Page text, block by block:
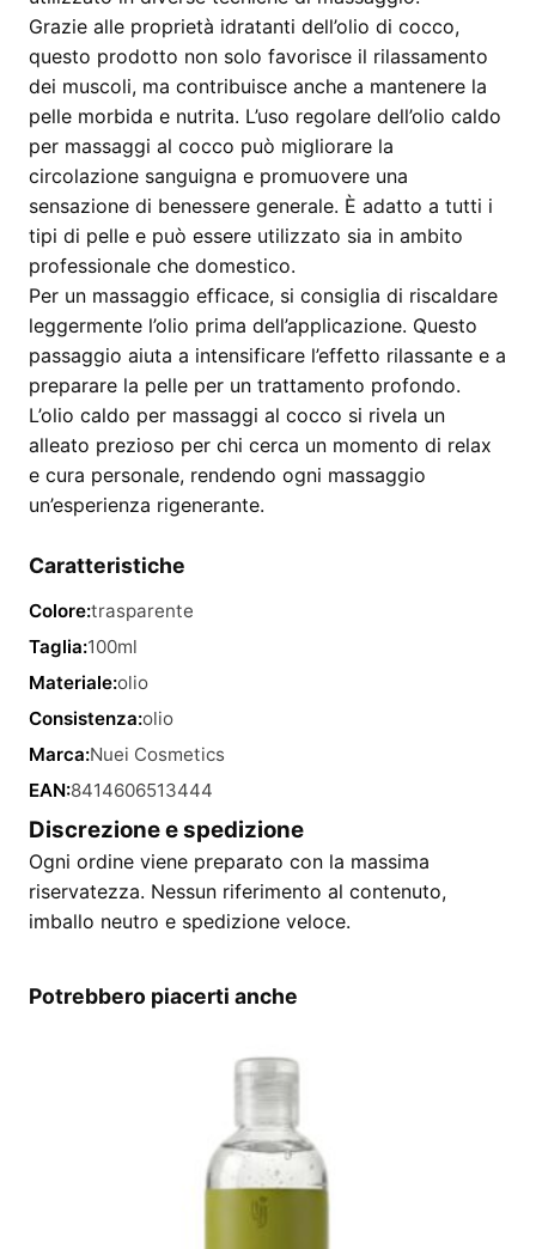
Grazie alle proprietà idratanti dell’olio di cocco,
questo prodotto non solo favorisce il rilassamento
dei muscoli, ma contribuisce anche a mantenere la
pelle morbida e nutrita. L’uso regolare dell’olio caldo
per massaggi al cocco può migliorare la
circolazione sanguigna e promuovere una
sensazione di benessere generale. È adatto a tutti i
tipi di pelle e può essere utilizzato sia in ambito
professionale che domestico.
Per un massaggio efficace, si consiglia di riscaldare
leggermente l’olio prima dell’applicazione. Questo
passaggio aiuta a intensificare l’effetto rilassante e a
preparare la pelle per un trattamento profondo.
L’olio caldo per massaggi al cocco si rivela un
alleato prezioso per chi cerca un momento di relax
e cura personale, rendendo ogni massaggio
un’esperienza rigenerante.
Caratteristiche
Colore:trasparente
Taglia:100ml
Materiale:olio
Consistenza:olio
Marca:Nuei Cosmetics
EAN:8414606513444
Discrezione e spedizione
Ogni ordine viene preparato con la massima
riservatezza. Nessun riferimento al contenuto,
imballo neutro e spedizione veloce.
Potrebbero piacerti anche